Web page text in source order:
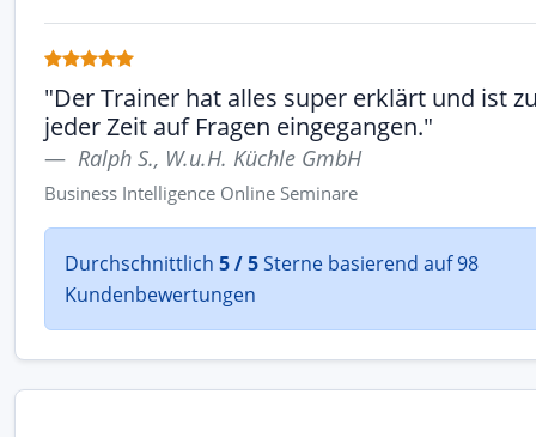
"Der Trainer hat alles super erklärt und ist
jeder Zeit auf Fragen eingegangen."
Ralph S., W.u.H. Küchle GmbH
Business Intelligence Online Seminare
Durchschnittlich 5 / 5Sterne basierend auf 98
Kundenbewertungen